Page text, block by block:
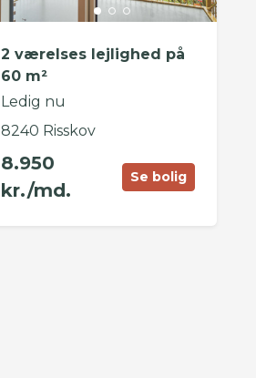
2 værelses lejlighed på
60 m²
Ledig nu
8240 Risskov
8.950
kr./md.
Se bolig